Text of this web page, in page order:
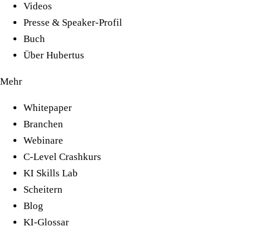
Videos
Presse & Speaker-Profil
Buch
Über Hubertus
Mehr
Whitepaper
Branchen
Webinare
C-Level Crashkurs
KI Skills Lab
Scheitern
Blog
KI-Glossar